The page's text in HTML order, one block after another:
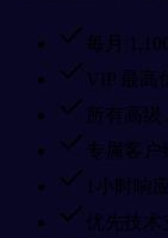
每月
VIP 最高
所有高级
专属客户
1小时响
优先技术